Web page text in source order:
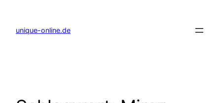
springen
unique-online.de